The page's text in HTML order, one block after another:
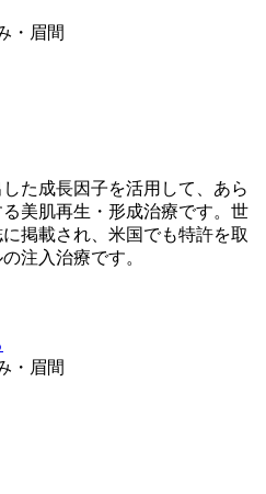
・眉間
た成長因子を活用して、あら
美肌再生・形成治療です。世
掲載され、米国でも特許を取
注入治療です。
・眉間